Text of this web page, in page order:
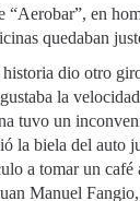
“Aerobar”, en
quedaban
dio otro
la
tuvo un
la biela del auto
a tomar un
Manuel